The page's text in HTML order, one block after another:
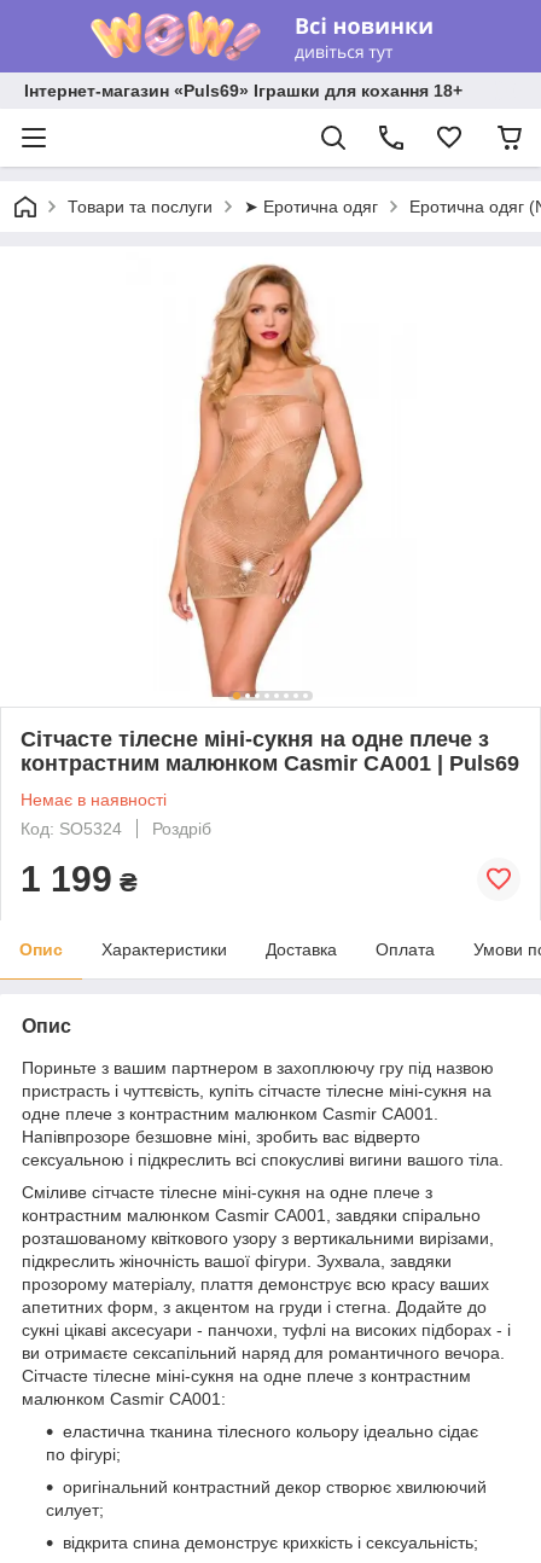
Інтернет-магазин «Puls69» Іграшки для кохання 18+
Товари та послуги ➤ Еротична одяг Еротична одяг
Сітчасте тілесне міні-сукня на одне плече з
контрастним малюнком Casmir CA001 | Puls69
Немає в наявності
Код: SO5324
Роздріб
1 199 ₴
Опис Характеристики Доставка Оплата Умови
Опис
Пориньте з вашим партнером в захоплюючу гру під назвою
пристрасть і чуттєвість, купіть сітчасте тілесне міні-сукня на
одне плече з контрастним малюнком Casmir CA001.
Напівпрозоре безшовне міні, зробить вас відверто
сексуальною і підкреслить всі спокусливі вигини вашого тіла.
Сміливе сітчасте тілесне міні-сукня на одне плече з
контрастним малюнком Casmir CA001, завдяки спірально
розташованому квіткового узору з вертикальними вирізами,
підкреслить жіночність вашої фігури. Зухвала, завдяки
прозорому матеріалу, плаття демонструє всю красу ваших
апетитних форм, з акцентом на груди і стегна. Додайте до
сукні цікаві аксесуари - панчохи, туфлі на високих підборах - і
ви отримаєте сексапільний наряд для романтичного вечора.
Сітчасте тілесне міні-сукня на одне плече з контрастним
малюнком Casmir CA001:
еластична тканина тілесного кольору ідеально сідає
по фігурі;
оригінальний контрастний декор створює хвилюючий
силует;
відкрита спина демонструє крихкість і сексуальність;